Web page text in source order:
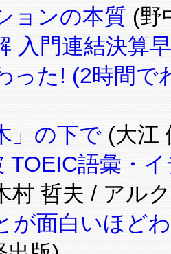
ョンの本質 (野
入門連結決算
った! (2時間で
」の下で(大江
TOEIC語彙・
村 哲夫 / アル
が面白いほど